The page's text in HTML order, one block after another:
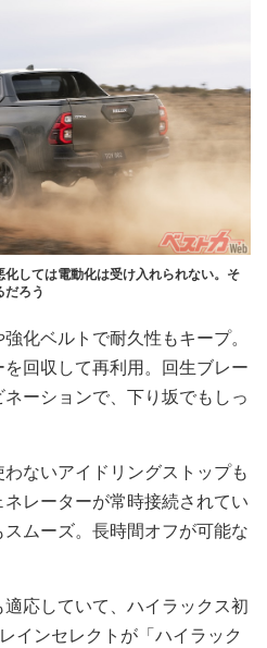
しては電動化は受け入れられない。そ
だろう
化ベルトで耐久性もキープ。
回収して再利用。回生ブレー
ーションで、下り坂でもしっ
ないアイドリングストップも
レーターが常時接続されてい
ムーズ。長時間オフが可能な
応していて、ハイラックス初
インセレクトが「ハイラック